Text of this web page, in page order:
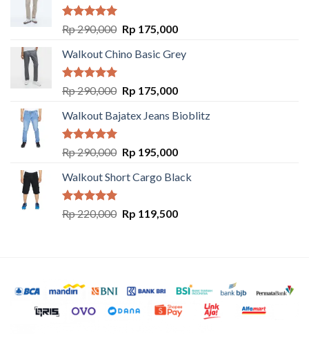
Rated5.00
out of 5
Rp290,000 Rp 175,000
Walkout Chino Basic Grey
Rated5.00
out of 5
Rp290,000 Rp 175,000
Walkout Bajatex Jeans Bioblitz
Rated5.00
out of 5
Rp290,000 Rp 195,000
Walkout Short Cargo Black
Rated5.00
out of 5
Rp220,000 Rp 119,500